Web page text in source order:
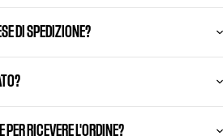
DI SPEDIZIONE?
RICEVERE L'ORDINE?